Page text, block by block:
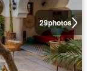
29photos